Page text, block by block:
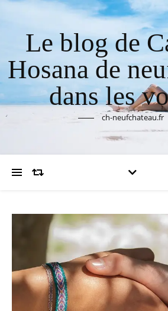
Le blog de
Hosana de
dans les
ch-neufchateau.fr